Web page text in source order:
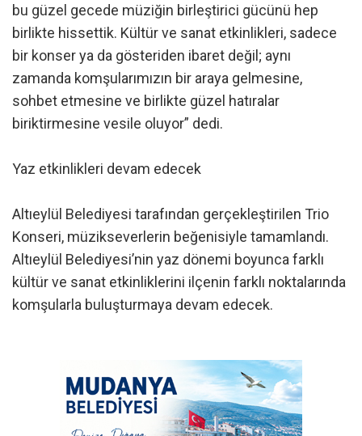
bu güzel gecede müziğin birleştirici gücünü hep
birlikte hissettik. Kültür ve sanat etkinlikleri, sadece
bir konser ya da gösteriden ibaret değil; aynı
zamanda komşularımızın bir araya gelmesine,
sohbet etmesine ve birlikte güzel hatıralar
biriktirmesine vesile oluyor” dedi.
Yaz etkinlikleri devam edecek
Altıeylül Belediyesi tarafından gerçekleştirilen Trio
Konseri, müzikseverlerin beğenisiyle tamamlandı.
Altıeylül Belediyesi’nin yaz dönemi boyunca farklı
kültür ve sanat etkinliklerini ilçenin farklı noktalarında
komşularla buluşturmaya devam edecek.